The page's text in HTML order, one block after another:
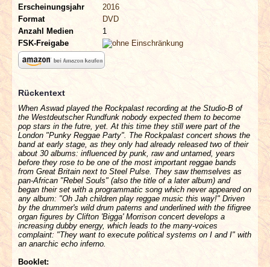
Erscheinungsjahr
2016
Format
DVD
Anzahl Medien
1
FSK-Freigabe
Rückentext
When Aswad played the Rockpalast recording at the Studio-B of
the Westdeutscher Rundfunk nobody expected them to become
pop stars in the futre, yet. At this time they still were part of the
London "Punky Reggae Party". The Rockpalast concert shows the
band at early stage, as they only had already released two of their
about 30 albums: influenced by punk, raw and untamed, years
before they rose to be one of the most important reggae bands
from Great Britain next to Steel Pulse. They saw themselves as
pan-African "Rebel Souls" (also the title of a later album) and
began their set with a programmatic song which never appeared on
any album: "Oh Jah children play reggae music this way!" Driven
by the drummer's wild drum paterns and underlined with the fifigree
organ figures by Clifton 'Bigga' Morrison concert develops a
increasing dubby energy, which leads to the many-voices
complaint: "They want to execute political systems on I and I" with
an anarchic echo inferno.
Booklet: